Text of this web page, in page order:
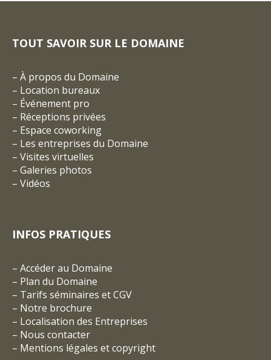
TOUT SAVOIR SUR LE DOMAINE
– À propos du Domaine
– Location bureaux
– Événement pro
– Réceptions privées
– Espace coworking
– Les entreprises du Domaine
– Visites virtuelles
– Galeries photos
– Vidéos
INFOS PRATIQUES
– Accéder au Domaine
– Plan du Domaine
– Tarifs séminaires et CGV
– Notre brochure
– Localisation des Entreprises
– Nous contacter
– Mentions légales et copyright